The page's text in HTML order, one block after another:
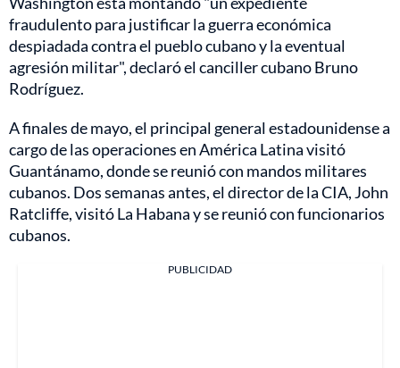
fraudulento para justificar la guerra económica
despiadada contra el pueblo cubano y la eventual
agresión militar", declaró el canciller cubano Bruno
Rodríguez.
A finales de mayo, el principal general estadounidense a
cargo de las operaciones en América Latina visitó
Guantánamo, donde se reunió con mandos militares
cubanos. Dos semanas antes, el director de la CIA, John
Ratcliffe, visitó La Habana y se reunió con funcionarios
cubanos.
PUBLICIDAD